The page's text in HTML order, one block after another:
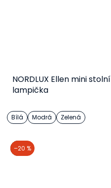
NORDLUX Ellen mini stolní
lampička
Bílá Modrá Zelená
akce
–20 %